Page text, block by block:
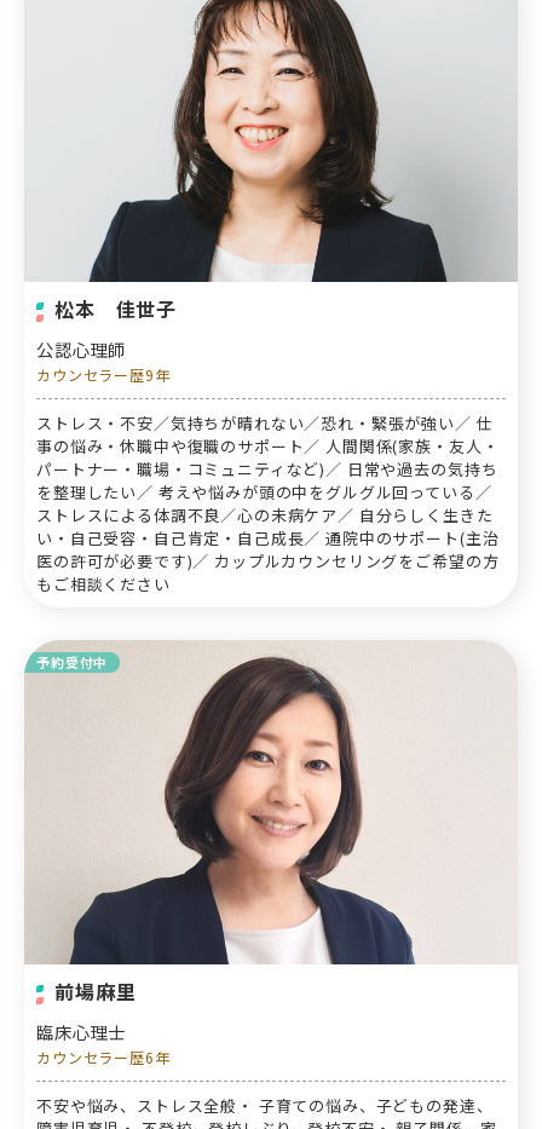
松本 佳世子
公認心理師
カウンセラー歴9年
ストレス・不安／気持ちが晴れない／恐れ・緊張が強い／ 仕
事の悩み・休職中や復職のサポート／ 人間関係(家族・友人・
パートナー・職場・コミュニティなど)／ 日常や過去の気持ち
を整理したい／ 考えや悩みが頭の中をグルグル回っている／
ストレスによる体調不良／心の未病ケア／ 自分らしく生きた
い・自己受容・自己肯定・自己成長／ 通院中のサポート(主治
医の許可が必要です)／ カップルカウンセリングをご希望の方
もご相談ください
予約受付中
前場麻里
臨床心理士
カウンセラー歴6年
不安や悩み、ストレス全般・ 子育ての悩み、子どもの発達、